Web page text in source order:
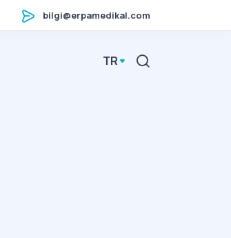
bilgi@erpamedikal.com
TR